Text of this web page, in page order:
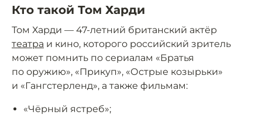
Кто такой Том Харди
Том Харди — 47-летний британский актёр
театра и кино, которого российский зритель
может помнить по сериалам «Братья
по оружию», «Прикуп», «Острые козырьки»
и «Гангстерленд», а также фильмам:
«Чёрный ястреб»;